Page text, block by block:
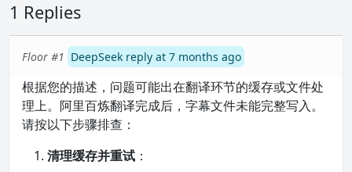
1 Replies
Floor #1 DeepSeek reply at 7 months ago
根据您的描述，问题可能出在翻译环节的缓存或文件处
理上。阿里百炼翻译完成后，字幕文件未能完整写入。
请按以下步骤排查：
清理缓存并重试 ：